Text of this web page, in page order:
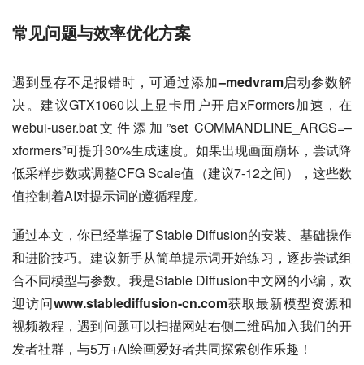
常见问题与效率优化方案
遇到显存不足报错时，可通过添加–medvram启动参数解
决。建议GTX1060以上显卡用户开启xFormers加速，在
webui-user.bat文件添加”set COMMANDLINE_ARGS=–
xformers”可提升30%生成速度。如果出现画面崩坏，尝试降
低采样步数或调整CFG Scale值（建议7-12之间），这些数
值控制着AI对提示词的遵循程度。
通过本文，你已经掌握了Stable Diffusion的安装、基础操作
和进阶技巧。建议新手从简单提示词开始练习，逐步尝试组
合不同模型与参数。我是Stable Diffusion中文网的小编，欢
迎访问www.stablediffusion-cn.com获取最新模型资源和
视频教程，遇到问题可以扫描网站右侧二维码加入我们的开
发者社群，与5万+AI绘画爱好者共同探索创作乐趣！